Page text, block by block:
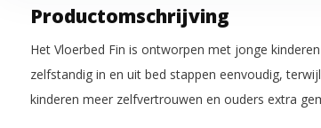
Productomschrijving
Het Vloerbed Fin is ontworpen met jonge
zelfstandig in en uit bed stappen eenvoudig,
kinderen meer zelfvertrouwen en ouders extra